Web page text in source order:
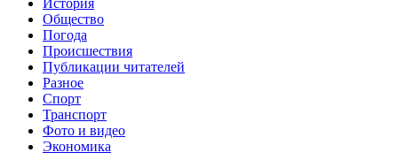
История
Общество
Погода
Происшествия
Публикации читателей
Разное
Спорт
Транспорт
Фото и видео
Экономика